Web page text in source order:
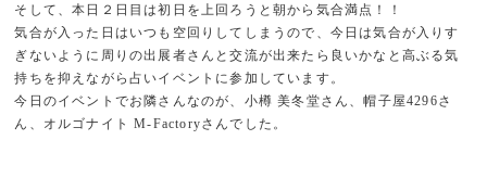
そして、本日２日目は初日を上回ろうと朝から気合満点！！
気合が入った日はいつも空回りしてしまうので、今日は気合が入りす
ぎないように周りの出展者さんと交流が出来たら良いかなと高ぶる気
持ちを抑えながら占いイベントに参加しています。
今日のイベントでお隣さんなのが、小樽 美冬堂さん、帽子屋4296さ
ん、オルゴナイト M-Factoryさんでした。